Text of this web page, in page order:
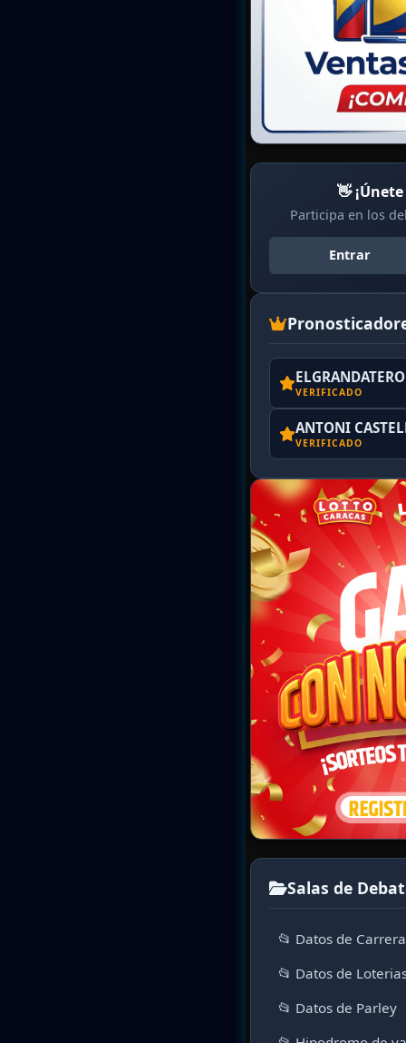
👋
Participa en los
Entrar
VERIFICADO
ANTONI
VERIFICADO
Salas de
📂 Datos de
📂 Datos de
📂 Datos de Parley